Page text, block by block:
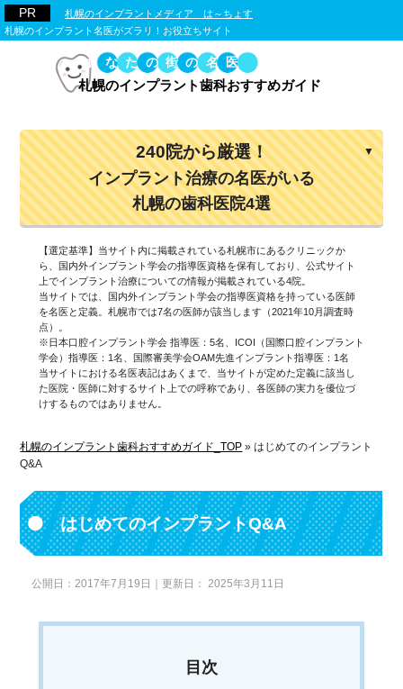
札幌のインプラントメディア は～ちょす
札幌のインプラント名医がズラリ！お役立ちサイト
あなたの街の名医
札幌のインプラント歯科おすすめガイド
240院から厳選！
インプラント治療の名医がいる
札幌の歯科医院4選
【選定基準】当サイト内に掲載されている札幌市にあるクリニックか
ら、国内外インプラント学会の指導医資格を保有しており、公式サイト
上でインプラント治療についての情報が掲載されている4院。
当サイトでは、国内外インプラント学会の指導医資格を持っている医師
を名医と定義。札幌市では7名の医師が該当します（2021年10月調査時
点）。
※日本口腔インプラント学会 指導医：5名、ICOI（国際口腔インプラント
学会）指導医：1名、国際審美学会OAM先進インプラント指導医：1名
当サイトにおける名医表記はあくまで、当サイトが定めた定義に該当し
た医院・医師に対するサイト上での呼称であり、各医師の実力を優位づ
けするものではありません。
札幌のインプラント歯科おすすめガイド_TOP »はじめてのインプラント
Q&A
はじめてのインプラントQ&A
公開日： 2017年7月19日 ｜更新日： 2025年3月11日